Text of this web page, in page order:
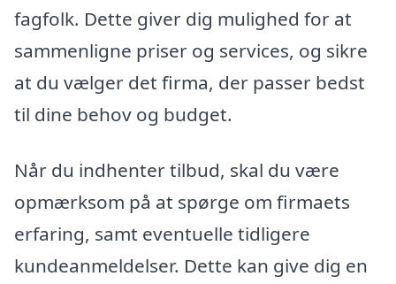
fagfolk. Dette giver dig mulighed for at
sammenligne priser og services, og sikre
at du vælger det firma, der passer bedst
til dine behov og budget.
Når du indhenter tilbud, skal du være
opmærksom på at spørge om firmaets
erfaring, samt eventuelle tidligere
kundeanmeldelser. Dette kan give dig en